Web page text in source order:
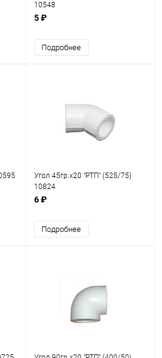
10548
5 ₽
Подробнее
Угол 45гр.х20 "РТП" (525/75)
10824
6 ₽
Подробнее